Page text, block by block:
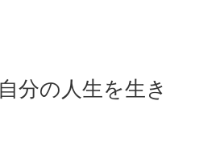
分の人生を生き